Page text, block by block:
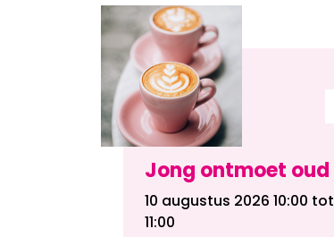
Jong ontmoet oud
10 augustus 2026 10:00 tot
11:00